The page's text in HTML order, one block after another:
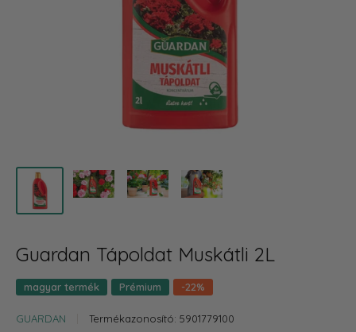
Guardan Tápoldat Muskátli 2L
magyar termék Prémium -22%
GUARDAN Termékazonosító: 5901779100